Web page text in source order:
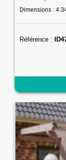
Dimensions :
Référence :